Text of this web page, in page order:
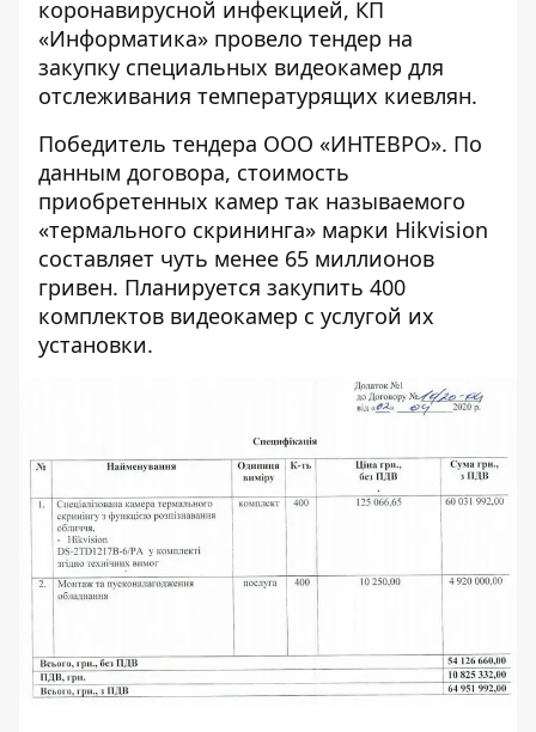
коронавирусной инфекцией, КП
«Информатика» провело тендер на
закупку специальных видеокамер для
отслеживания температурящих киевлян.
Победитель тендера ООО «ИНТЕВРО». По
данным договора, стоимость
приобретенных камер так называемого
«термального скрининга» марки Hikvision
составляет чуть менее 65 миллионов
гривен. Планируется закупить 400
комплектов видеокамер с услугой их
установки.